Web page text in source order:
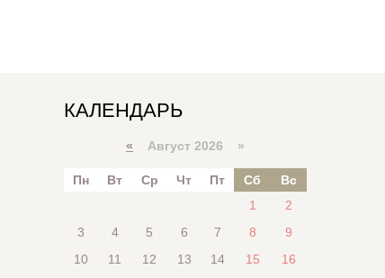
КАЛЕНДАРЬ
« Август 2026 »
Пн Вт Ср Чт Пт Сб
Вс
1
2
3
4 5 6 7 8
9
10
11 12 13 14 15 16